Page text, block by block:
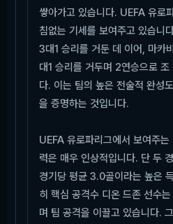
쌓아가고 있습니다. UEFA 유로
침없는 기세를 보여주고 있습니
3대1 승리를 거둔 데 이어, 마카
대1 승리를 거두며 2연승으로 조
다. 이는 팀의 높은 전술적 완성
을 증명하는 것입니다.
UEFA 유로파리그에서 보여주
력은 매우 인상적입니다. 단 두
경기당 평균 3.0골이라는 높은
히 핵심 공격수 디온 드존 선수
며 팀 공격을 이끌고 있습니다.